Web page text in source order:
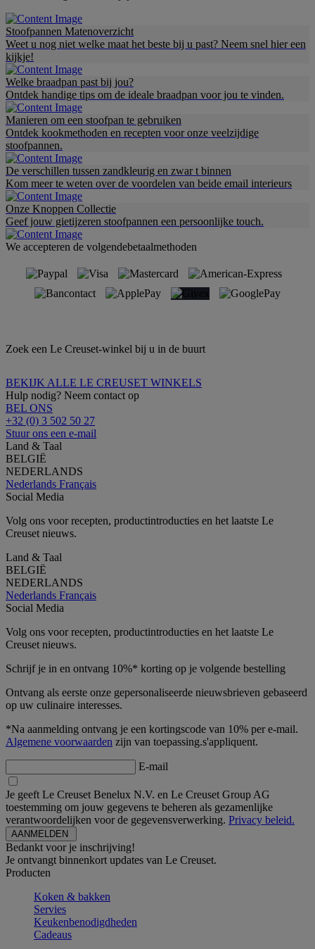
Stoofpannen Matenoverzicht
Weet u nog niet welke maat het beste bij u past? Neem snel hier een
kijkje!
Welke braadpan past bij jou?
Ontdek handige tips om de ideale braadpan voor jou te vinden.
Manieren om een stoofpan te gebruiken
Ontdek kookmethoden en recepten voor onze veelzijdige
stoofpannen.
De verschillen tussen zandkleurig en zwar t binnen
Kom meer te weten over de voordelen van beide email interieurs
Onze Knoppen Collectie
Geef jouw gietijzeren stoofpannen een persoonlijke touch.
We accepteren de volgendebetaalmethoden
Zoek een Le Creuset-winkel bij u in de buurt
BEKIJK ALLE LE CREUSET WINKELS
Hulp nodig? Neem contact op
BEL ONS
+32 (0) 3 502 50 27
Stuur ons een e-mail
Land & Taal
BELGIË
NEDERLANDS
Nederlands Français
Social Media
Volg ons voor recepten, productintroducties en het laatste Le
Creuset nieuws.
Land & Taal
BELGIË
NEDERLANDS
Nederlands Français
Social Media
Volg ons voor recepten, productintroducties en het laatste Le
Creuset nieuws.
Schrijf je in en ontvang 10%* korting op je volgende bestelling
Ontvang als eerste onze gepersonaliseerde nieuwsbrieven gebaseerd
op uw culinaire interesses.
*Na aanmelding ontvang je een kortingscode van 10% per e-mail.
Algemene voorwaarden zijn van toepassing.s'appliquent.
E-mail
Je geeft Le Creuset Benelux N.V. en Le Creuset Group AG
toestemming om jouw gegevens te beheren als gezamenlijke
verantwoordelijken voor de gegevensverwerking. Privacy beleid.
Bedankt voor je inschrijving!
Je ontvangt binnenkort updates van Le Creuset.
Producten
Koken & bakken
Servies
Keukenbenodigdheden
Cadeaus